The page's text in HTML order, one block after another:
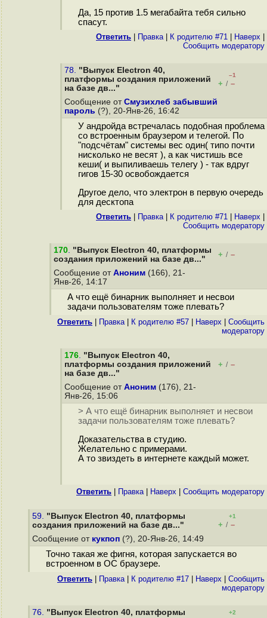
Да, 15 против 1.5 мегабайта тебя сильно
спасут.
Ответить Правка| К родителю #71 Наверх
Cообщить модератору
78. "Выпуск Electron 40,
платформы создания приложений
на базе дв..."
–1
+ / –
Сообщение от Смузихлеб забывший
пароль (?), 20-Янв-26, 16:42
У андройда встречалась подобная проблема
со встроенным браузером и телегой. По
"подсчётам" системы вес один( типо почти
нисколько не весят ), а как чистишь все
кеши( и выпиливаешь телегу ) - так вдруг
гигов 15-30 освобождается
Другое дело, что электрон в первую очередь
для десктопа
Ответить Правка| К родителю #71 Наверх
Cообщить модератору
170. "Выпуск Electron 40, платформы
создания приложений на базе дв..."
+ / –
Сообщение от Аноним (166), 21-
Янв-26, 14:17
А что ещё бинарник выполняет и несвои
задачи пользователям тоже плевать?
Ответить Правка| К родителю #57 Наверх
Cообщить
модератору
176. "Выпуск Electron 40,
платформы создания приложений
на базе дв..."
+ / –
Сообщение от Аноним (176), 21-
Янв-26, 15:06
> А что ещё бинарник выполняет и несвои
задачи пользователям тоже плевать?
Доказательства в студию.
Желательно с примерами.
А то звиздеть в интернете каждый может.
Ответить Правка| Наверх Cообщить модератору
59. "Выпуск Electron 40, платформы
создания приложений на базе дв..."
+1
+ / –
Сообщение от кукпоп (?), 20-Янв-26, 14:49
Точно такая же фигня, которая запускается во
встроенном в ОС браузере.
Ответить Правка| К родителю #17 Наверх
Cообщить
модератору
76. "Выпуск Electron 40, платформы
+2